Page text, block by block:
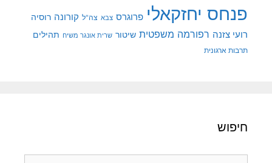
פנחס יחזקאלי פרוגרס צבא צה"ל קורונה רוסיה
רועי צזנה רפורמה משפטית שיטור שרית אונגר משיח תהילים
תרבות ארגונית
חיפוש